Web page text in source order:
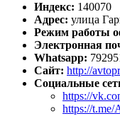
Индекс: 140070
Адрес: улица
Режим работы
Электронная
Whatsapp:
Сайт: http://
Социальные
https://
https://t.me/